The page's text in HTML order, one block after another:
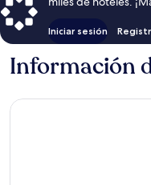
Iniciar sesión
Información